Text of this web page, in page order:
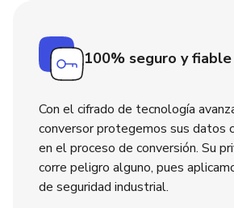
100% seguro y fiable
Con el cifrado de tecnología
conversor protegemos sus datos
en el proceso de conversión. Su
corre peligro alguno, pues
de seguridad industrial.